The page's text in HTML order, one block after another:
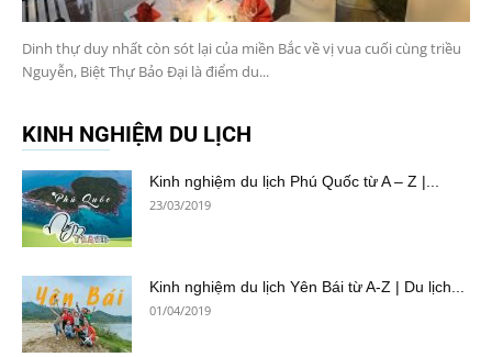
Dinh thự duy nhất còn sót lại của miền Bắc về vị vua cuối cùng triều
Nguyễn, Biệt Thự Bảo Đại là điểm du...
KINH NGHIỆM DU LỊCH
Kinh nghiệm du lịch Phú Quốc từ A – Z |...
23/03/2019
Kinh nghiệm du lịch Yên Bái từ A-Z | Du lịch...
01/04/2019